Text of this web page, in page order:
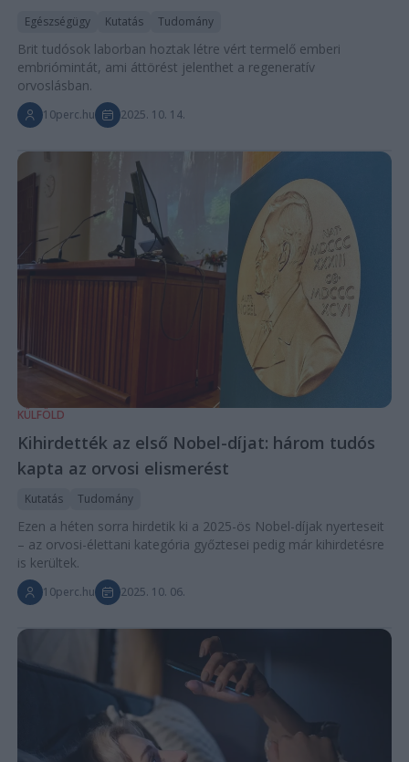
Egészségügy Kutatás Tudomány
Brit tudósok laborban hoztak létre vért termelő emberi
embriómintát, ami áttörést jelenthet a regeneratív
orvoslásban.
10perc.hu 2025. 10. 14.
KÜLFÖLD
Kihirdették az első Nobel-díjat: három tudós
kapta az orvosi elismerést
Kutatás Tudomány
Ezen a héten sorra hirdetik ki a 2025-ös Nobel-díjak nyerteseit
– az orvosi-élettani kategória győztesei pedig már kihirdetésre
is kerültek.
10perc.hu 2025. 10. 06.